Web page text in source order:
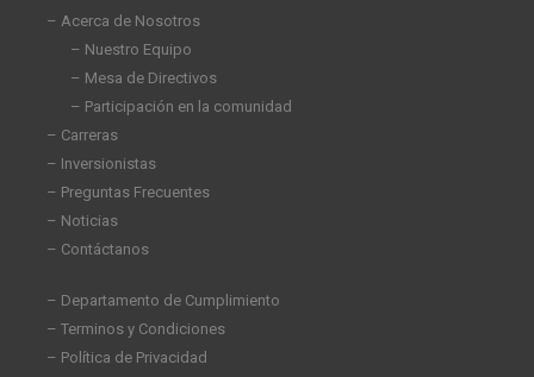
-
i
f
– Acerca de Nosotros
– Nuestro Equipo
– Mesa de Directivos
– Participación en la comunidad
– Carreras
– Inversionistas
– Preguntas Frecuentes
– Noticias
– Contáctanos
– Departamento de Cumplimiento
– Terminos y Condiciones
– Política de Privacidad